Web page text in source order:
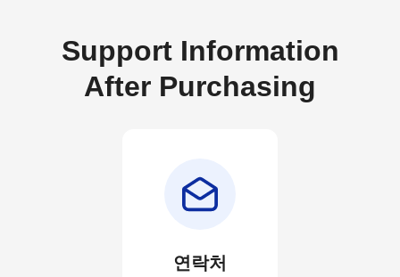
Support Information
After Purchasing
연락처